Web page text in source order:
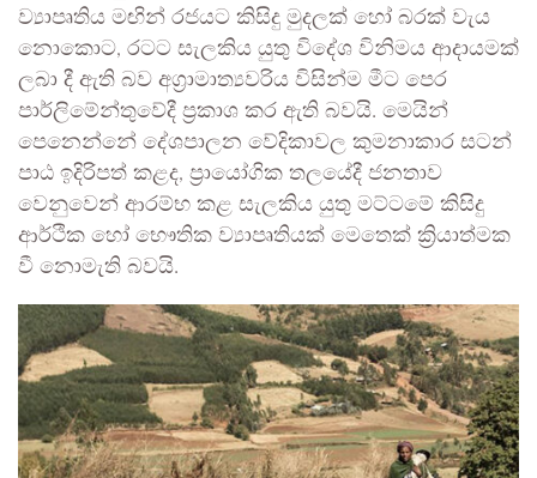
ව්‍යාපෘතිය මඟින් රජයට කිසිදු මුදලක් හෝ බරක් වැය
නොකොට, රටට සැලකිය යුතු විදේශ විනිමය ආදායමක්
ලබා දී ඇති බව අග්‍රාමාත්‍යවරිය විසින්ම මීට පෙර
පාර්ලිමේන්තුවේදී ප්‍රකාශ කර ඇති බවයි. මෙයින්
පෙනෙන්නේ දේශපාලන වේදිකාවල කුමනාකාර සටන්
පාඨ ඉදිරිපත් කළද, ප්‍රායෝගික තලයේදී ජනතාව
වෙනුවෙන් ආරම්භ කළ සැලකිය යුතු මට්ටමේ කිසිදු
ආර්ථික හෝ භෞතික ව්‍යාපෘතියක් මෙතෙක් ක්‍රියාත්මක
වී නොමැති බවයි.